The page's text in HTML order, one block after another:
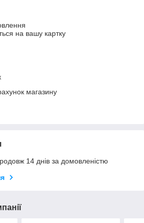
на вашу картку
магазину
14 днів за домовленістю